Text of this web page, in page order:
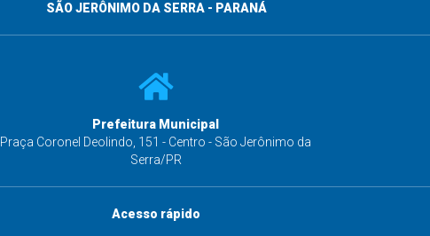
SÃO JERÔNIMO DA SERRA - PARANÁ
Prefeitura Municipal
Praça Coronel Deolindo, 151 - Centro - São Jerônimo da
Serra/PR
Acesso rápido